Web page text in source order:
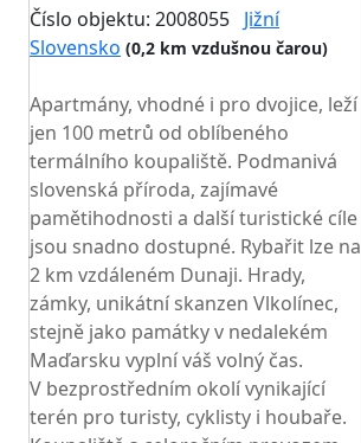
Číslo objektu: 2008055 Jižní
Slovensko (0,2 km vzdušnou čarou)
Apartmány, vhodné i pro dvojice, leží
jen 100 metrů od oblíbeného
termálního koupaliště. Podmanivá
slovenská příroda, zajímavé
pamětihodnosti a další turistické cíle
jsou snadno dostupné. Rybařit lze na
2 km vzdáleném Dunaji. Hrady,
zámky, unikátní skanzen Vlkolínec,
stejně jako památky v nedalekém
Maďarsku vyplní váš volný čas.
V bezprostředním okolí vynikající
terén pro turisty, cyklisty i houbaře.